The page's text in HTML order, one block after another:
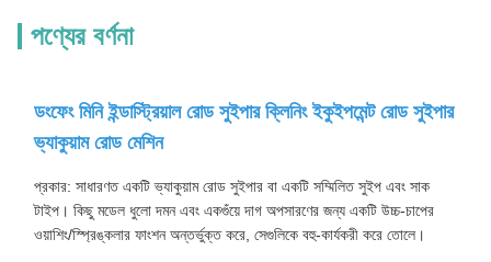
পণ্যের বর্ণনা
ডংফেং মিনি ইন্ডাস্ট্রিয়াল রোড সুইপার ক্লিনিং ইকুইপমেন্ট রোড সুইপার
ভ্যাকুয়াম রোড মেশিন
প্রকার: সাধারণত একটি ভ্যাকুয়াম রোড সুইপার বা একটি সম্মিলিত সুইপ এবং সাক
টাইপ। কিছু মডেল ধুলো দমন এবং একগুঁয়ে দাগ অপসারণের জন্য একটি উচ্চ-চাপের
ওয়াশিং/স্প্রিঙ্কলার ফাংশন অন্তর্ভুক্ত করে, সেগুলিকে বহু-কার্যকরী করে তোলে।